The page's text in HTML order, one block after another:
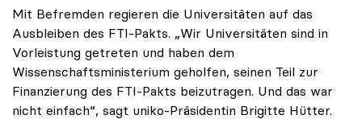
Mit Befremden regieren die Universitäten auf das
Ausbleiben des FTI-Pakts. „Wir Universitäten sind in
Vorleistung getreten und haben dem
Wissenschaftsministerium geholfen, seinen Teil zur
Finanzierung des FTI-Pakts beizutragen. Und das war
nicht einfach“, sagt uniko-Präsidentin Brigitte Hütter.